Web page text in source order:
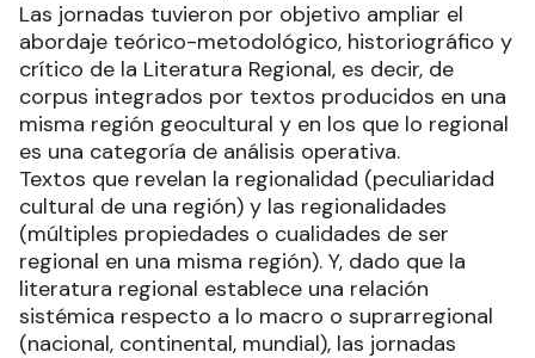
Las jornadas tuvieron por objetivo ampliar el
abordaje teórico-metodológico, historiográfico y
crítico de la Literatura Regional, es decir, de
corpus integrados por textos producidos en una
misma región geocultural y en los que lo regional
es una categoría de análisis operativa.
Textos que revelan la regionalidad (peculiaridad
cultural de una región) y las regionalidades
(múltiples propiedades o cualidades de ser
regional en una misma región). Y, dado que la
literatura regional establece una relación
sistémica respecto a lo macro o suprarregional
(nacional, continental, mundial), las jornadas